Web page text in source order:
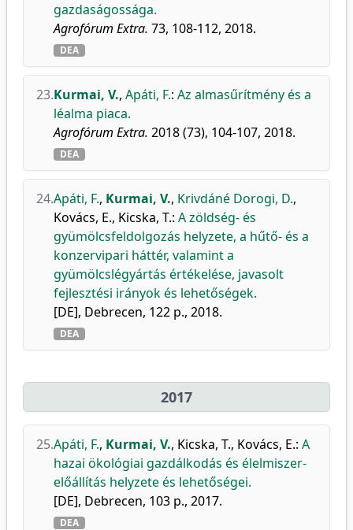
gazdaságossága.
Agrofórum Extra. 73, 108-112, 2018.
DEA
23.Kurmai, V., Apáti, F.: Az almasűrítmény és a
léalma piaca.
Agrofórum Extra. 2018 (73), 104-107, 2018.
DEA
24.Apáti, F., Kurmai, V., Krivdáné Dorogi, D.,
Kovács, E., Kicska, T.: A zöldség- és
gyümölcsfeldolgozás helyzete, a hűtő- és a
konzervipari háttér, valamint a
gyümölcslégyártás értékelése, javasolt
fejlesztési irányok és lehetőségek.
[DE], Debrecen, 122 p., 2018.
DEA
2017
25.Apáti, F., Kurmai, V., Kicska, T., Kovács, E.: A
hazai ökológiai gazdálkodás és élelmiszer-
előállítás helyzete és lehetőségei.
[DE], Debrecen, 103 p., 2017.
DEA